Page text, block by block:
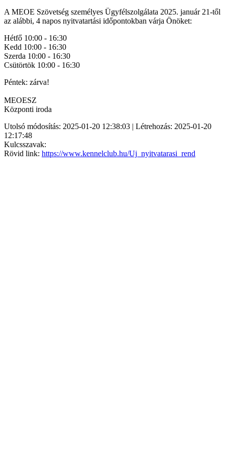
A MEOE Szövetség személyes Ügyfélszolgálata 2025. január 21-től
az alábbi, 4 napos nyitvatartási időpontokban várja Önöket:
Hétfő 10:00 - 16:30
Kedd 10:00 - 16:30
Szerda 10:00 - 16:30
Csütörtök 10:00 - 16:30
Péntek: zárva!
MEOESZ
Központi iroda
Utolsó módosítás: 2025-01-20 12:38:03 | Létrehozás: 2025-01-20
12:17:48
Kulcsszavak:
Rövid link: https://www.kennelclub.hu/Uj_nyitvatarasi_rend